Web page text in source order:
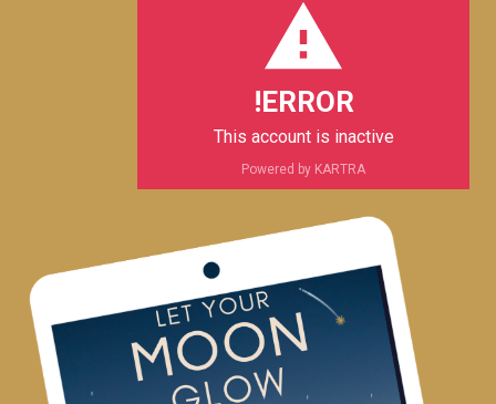
k
a
m
ERROR!
This account is inactive
Powered by KARTRA